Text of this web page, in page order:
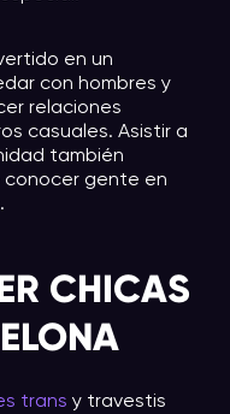
en un
con hombres y
relaciones
casuales. Asistir a
también
conocer gente en
CHICAS
trans y travestis